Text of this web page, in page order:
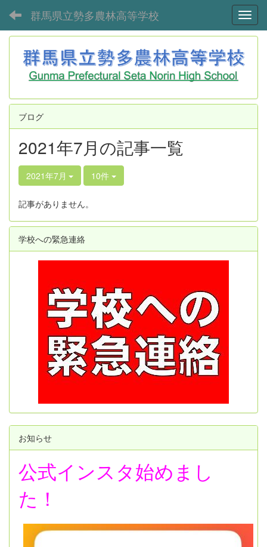
群馬県立勢多農林高等学校
ブログ
2021年7月の記事一覧
2021年7月 10件
記事がありません。
学校への緊急連絡
お知らせ
公式インスタ始めまし
た！